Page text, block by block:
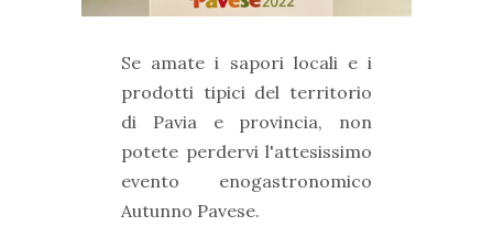
Se amate i sapori locali e i
prodotti tipici del territorio
di Pavia e provincia, non
potete perdervi l'attesissimo
evento enogastronomico
Autunno Pavese.